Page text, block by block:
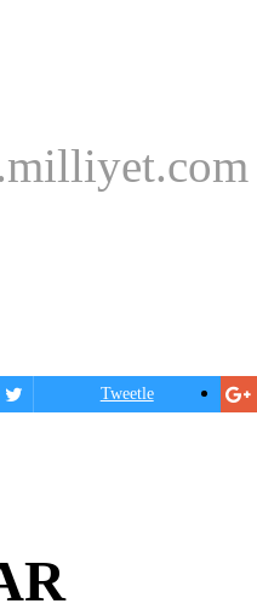
Tweetle